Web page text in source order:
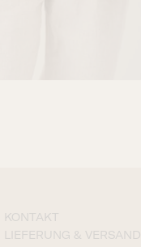
KONTAKT
LIEFERUNG & VERSAND